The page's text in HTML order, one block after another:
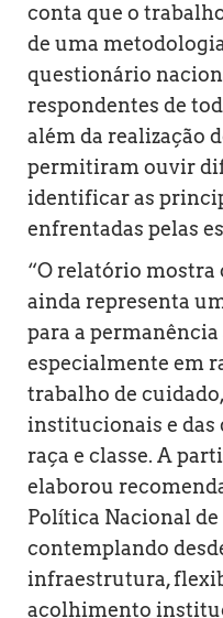
conta que o
de uma
questionário
respondentes de
além da realização
permitiram ouvir
identificar as
enfrentadas pelas
“O relatório mostra
ainda representa
para a
especialmente em
trabalho de
institucionais e das
raça e classe. A
elaborou
Política Nacional
contemplando
infraestrutura,
acolhimento